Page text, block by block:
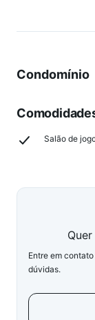
Condomínio
Salão de
Entre em
dúvidas.